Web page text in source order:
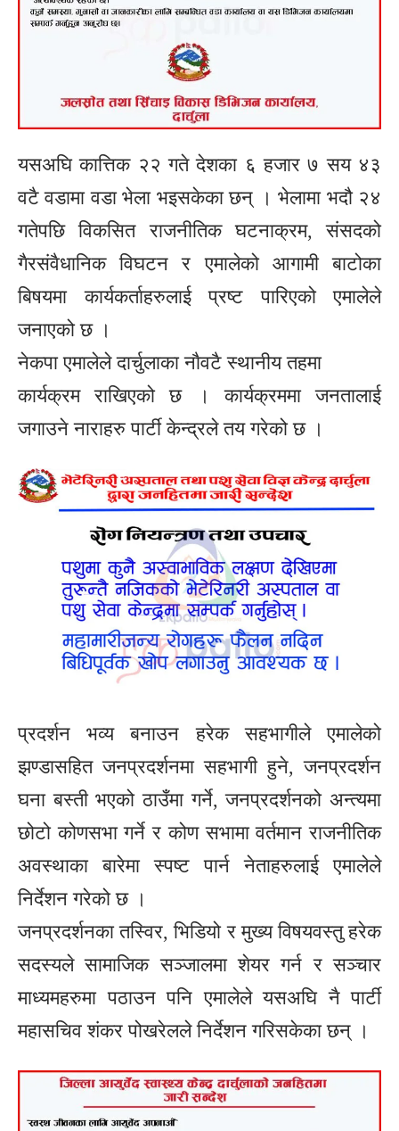
यसअघि कात्तिक २२ गते देशका ६ हजार ७ सय ४३
वटै वडामा वडा भेला भइसकेका छन् । भेलामा भदौ २४
गतेपछि विकसित राजनीतिक घटनाक्रम, संसदको
गैरसंवैधानिक विघटन र एमालेको आगामी बाटोका
बिषयमा कार्यकर्ताहरुलाई प्रष्ट पारिएको एमालेले
जनाएको छ ।
नेकपा एमालेले दार्चुलाका नाैवटै स्थानीय तहमा
कार्यक्रम राखिएको छ । कार्यक्रममा जनतालाई
जगाउने नाराहरु पार्टी केन्द्रले तय गरेको छ ।
प्रदर्शन भव्य बनाउन हरेक सहभागीले एमालेको
झण्डासहित जनप्रदर्शनमा सहभागी हुने, जनप्रदर्शन
घना बस्ती भएको ठाउँमा गर्ने, जनप्रदर्शनको अन्त्यमा
छोटो कोणसभा गर्ने र कोण सभामा वर्तमान राजनीतिक
अवस्थाका बारेमा स्पष्ट पार्न नेताहरुलाई एमालेले
निर्देशन गरेको छ ।
जनप्रदर्शनका तस्विर, भिडियो र मुख्य विषयवस्तु हरेक
सदस्यले सामाजिक सञ्जालमा शेयर गर्न र सञ्चार
माध्यमहरुमा पठाउन पनि एमालेले यसअघि नै पार्टी
महासचिव शंकर पोखरेलले निर्देशन गरिसकेका छन् ।